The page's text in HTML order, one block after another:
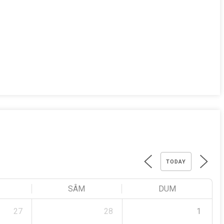
TODAY
SÂM DUM
27 28 1